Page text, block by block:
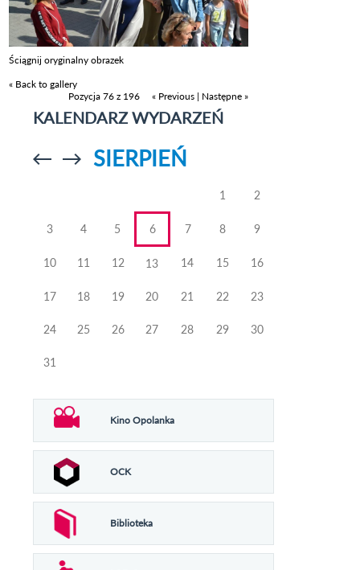
Ściągnij oryginalny obrazek
« Back to gallery
Pozycja 76 z 196
« Previous | Następne »
KALENDARZ WYDARZEŃ
Przejdź doPrzejdź do
SIERPIEŃ
1 2
3 4 5 6 7 8 9
10 11 12 13 14 15 16
17 18 19 20 21 22 23
24 25 26 27 28 29 30
31
Kino Opolanka
OCK
Biblioteka